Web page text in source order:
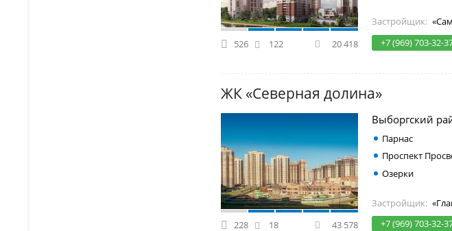
20 418
526 122
Застройщик:
+7 (969) 703-32-
ЖК «Северная долина»
43 578
228 18
Выборгский
Парнас
Проспект
Озерки
Застройщик:
+7 (969) 703-32-